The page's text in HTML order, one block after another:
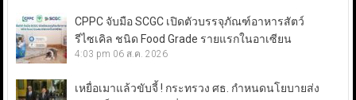
CPPC จับมือ SCGC เปิดตัวบรรจุภัณฑ์อาหารสัตว์
รีไซเคิล ชนิด Food Grade รายแรกในอาเซียน
4:03 pm 06 ส.ค. 2026
เหยื่อเมาแล้วขับจี้ ! กระทรวง ศธ. กำหนดนโยบายส่ง